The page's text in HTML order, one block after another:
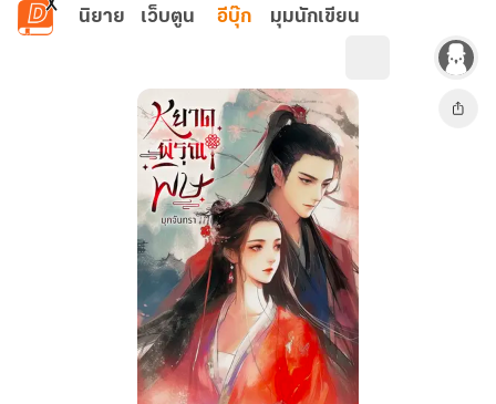
ข้ามไปยังเนื้อหาหลัก
นิยาย เว็บตูน อีบุ๊ก มุมนักเขียน